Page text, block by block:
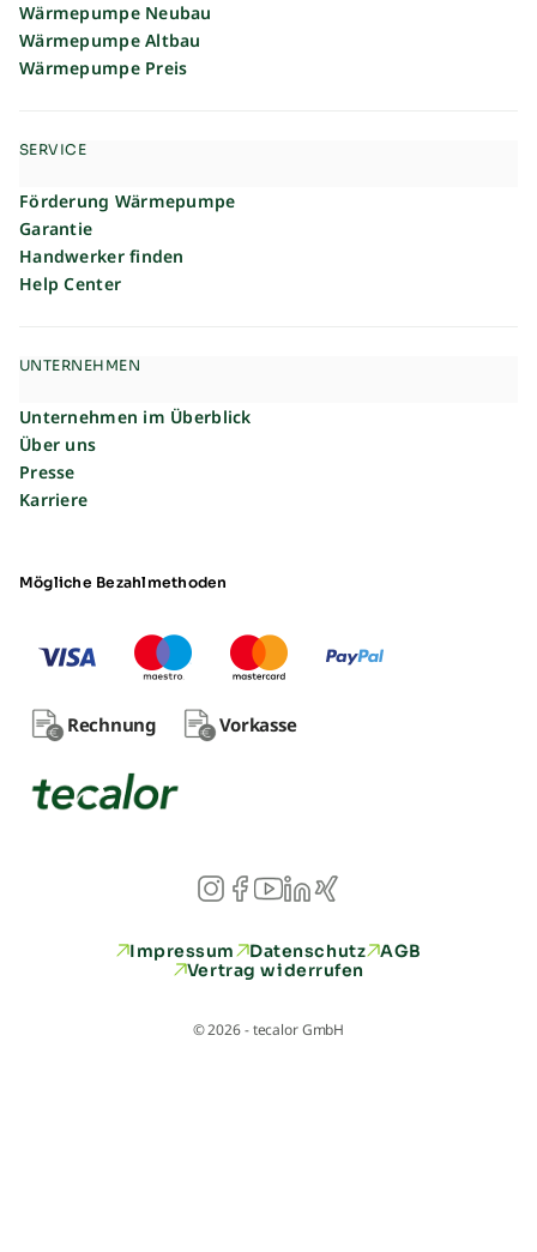
Wärmepumpe Neubau
Wärmepumpe Altbau
Wärmepumpe Preis
SERVICE
Förderung Wärmepumpe
Garantie
Handwerker finden
Help Center
UNTERNEHMEN
Unternehmen im Überblick
Über uns
Presse
Karriere
Mögliche Bezahlmethoden
Rechnung Vorkasse
Impressum Datenschutz
AGB
Vertrag widerrufen
© 2026 - tecalor GmbH